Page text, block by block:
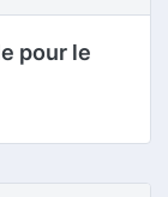
pour le